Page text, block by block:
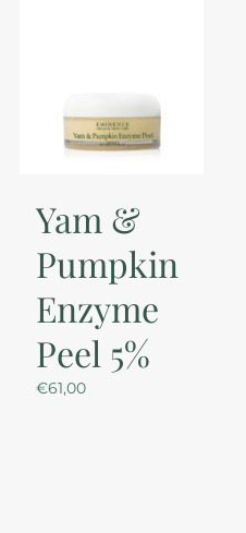
Yam &
Pumpkin
Enzyme
Peel 5%
€61,00